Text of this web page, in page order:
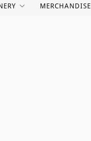
MERCHANDISE